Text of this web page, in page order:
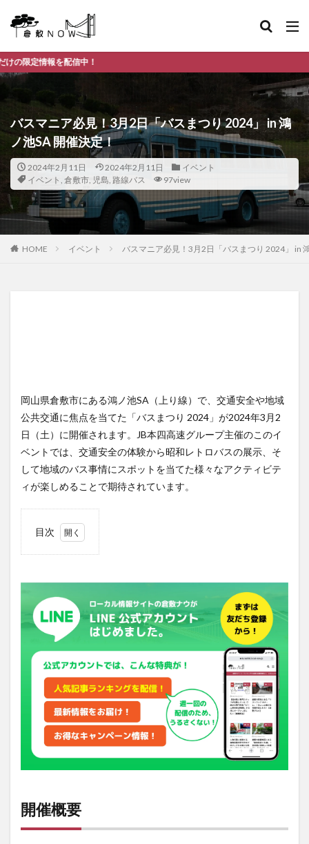
バスマニア必見！3月2日「バスまつり 2024」 in 鴻
ノ池SA 開催決定！
2024年2月11日 2024年2月11日
イベント
イベント , 倉敷市, 児島, 路線バス 97view
HOME イベント バスマニア必見！3月2日「バスまつり 2024」 in
岡山県倉敷市にある鴻ノ池SA（上り線）で、交通安全や地域
公共交通に焦点を当てた「バスまつり 2024」が2024年3月2
日（土）に開催されます。JB本四高速グループ主催のこのイ
ベントでは、交通安全の体験から昭和レトロバスの展示、そ
して地域のバス事情にスポットを当てた様々なアクティビテ
ィが楽しめることで期待されています。
目次
イベ
ント
の見
どこ
開催概要